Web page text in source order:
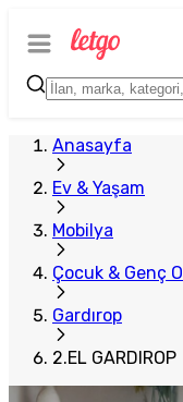
Anasayfa
Ev & Yaşam
Mobilya
Çocuk & Genç
Gardırop
2.EL GARDIROP